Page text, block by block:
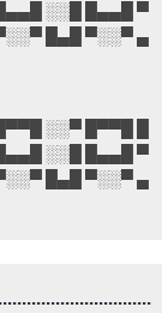
░░█ █▄▄█ ▀
█▄█ ▀░░▀ ▄
░░▀ █▀▀█ █
░░█ █▄▄█ ▀
█▄█ ▀░░▀ ▄